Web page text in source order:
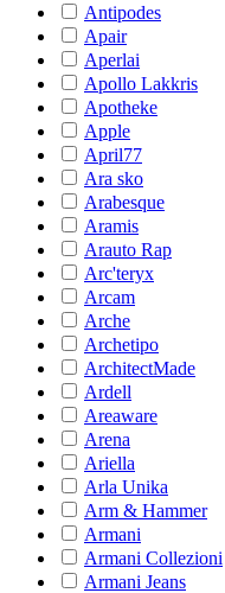
Antipodes
Apair
Aperlai
Apollo Lakkris
Apotheke
Apple
April77
Ara sko
Arabesque
Aramis
Arauto Rap
Arc'teryx
Arcam
Arche
Archetipo
ArchitectMade
Ardell
Areaware
Arena
Ariella
Arla Unika
Arm & Hammer
Armani
Armani Collezioni
Armani Jeans